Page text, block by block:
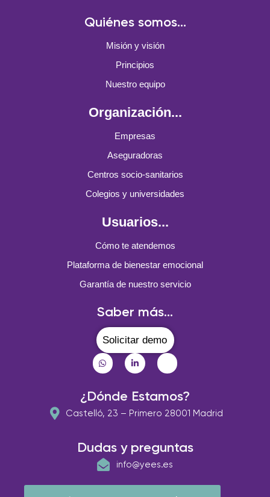
Quiénes somos...
Misión y visión
Principios
Nuestro equipo
Organización...
Empresas
Aseguradoras
Centros socio-sanitarios
Colegios y universidades
Usuarios...
Cómo te atendemos
Plataforma de bienestar emocional
Garantía de nuestro servicio
Saber más...
Solicitar demo
¿Dónde Estamos?
Castelló, 23 – Primero 28001 Madrid
Dudas y preguntas
info@yees.es